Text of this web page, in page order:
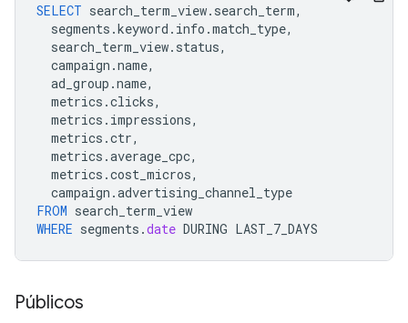
SELECT search_term_view. search_term,
segments .keyword . info .match_type,
search_term_view. status,
campaign .name,
ad_group .name,
metrics .clicks,
metrics . impressions,
metrics .ctr,
metrics .average_cpc,
metrics .cost_micros,
campaign .advertising_channel_type
FROM search_term_view
WHERE segments .date DURING LAST_7_DAYS
Públicos